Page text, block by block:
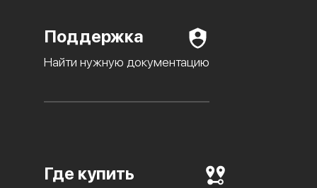
Поддержка
Найти нужную документацию
Где купить